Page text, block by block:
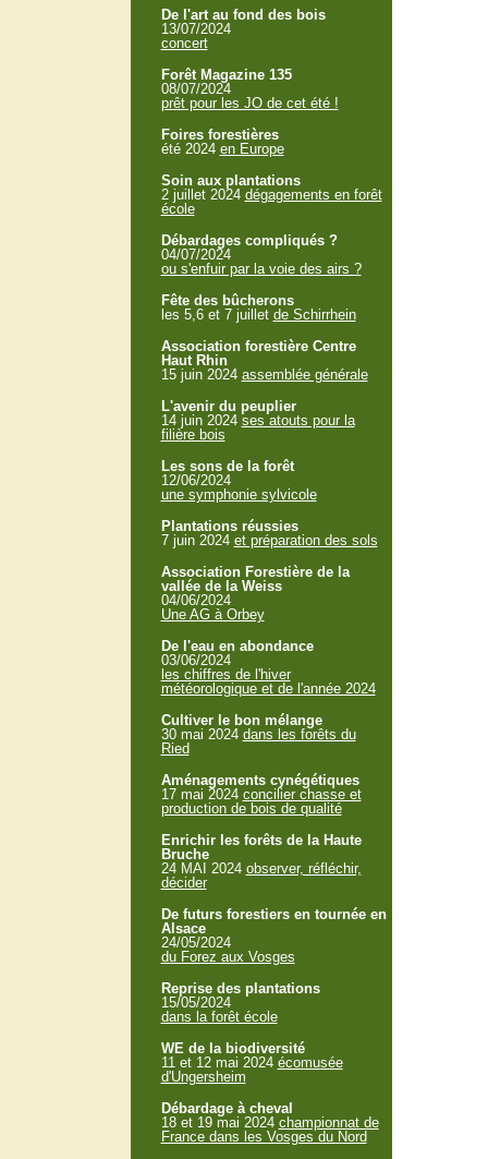
De l'art au fond des bois
13/07/2024
concert
Forêt Magazine 135
08/07/2024
prêt pour les JO de cet été !
Foires forestières
été 2024 en Europe
Soin aux plantations
2 juillet 2024 dégagements en forêt
école
Débardages compliqués ?
04/07/2024
ou s'enfuir par la voie des airs ?
Fête des bûcherons
les 5,6 et 7 juillet de Schirrhein
Association forestière Centre
Haut Rhin
15 juin 2024 assemblée générale
L'avenir du peuplier
14 juin 2024 ses atouts pour la
filière bois
Les sons de la forêt
12/06/2024
une symphonie sylvicole
Plantations réussies
7 juin 2024 et préparation des sols
Association Forestière de la
vallée de la Weiss
04/06/2024
Une AG à Orbey
De l'eau en abondance
03/06/2024
les chiffres de l'hiver
météorologique et de l'année 2024
Cultiver le bon mélange
30 mai 2024 dans les forêts du
Ried
Aménagements cynégétiques
17 mai 2024 concilier chasse et
production de bois de qualité
Enrichir les forêts de la Haute
Bruche
24 MAI 2024 observer, réfléchir,
décider
De futurs forestiers en tournée en
Alsace
24/05/2024
du Forez aux Vosges
Reprise des plantations
15/05/2024
dans la forêt école
WE de la biodiversité
11 et 12 mai 2024 écomusée
d'Ungersheim
Débardage à cheval
18 et 19 mai 2024 championnat de
France dans les Vosges du Nord